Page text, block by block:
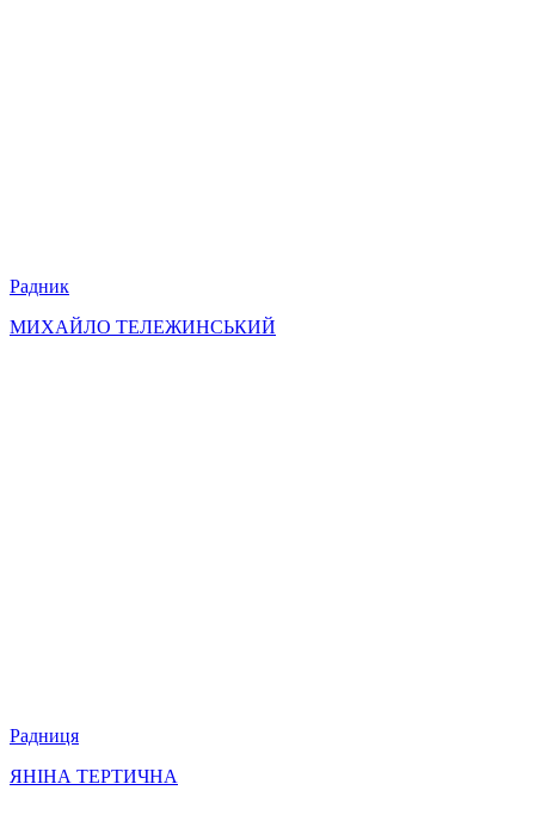
Радник
МИХАЙЛО ТЕЛЕЖИНСЬКИЙ
Радниця
ЯНІНА ТЕРТИЧНА